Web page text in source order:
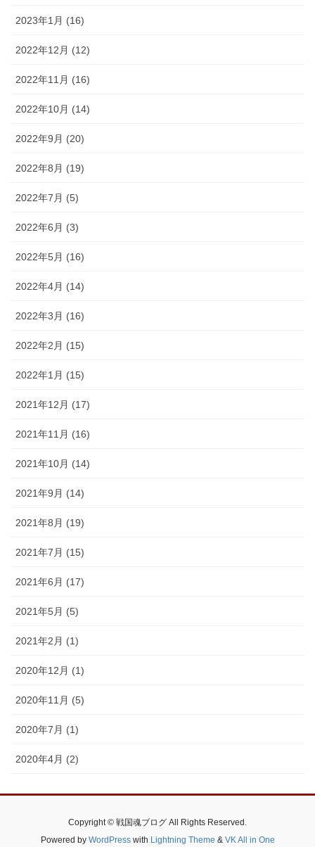
2023年1月 (16)
2022年12月 (12)
2022年11月 (16)
2022年10月 (14)
2022年9月 (20)
2022年8月 (19)
2022年7月 (5)
2022年6月 (3)
2022年5月 (16)
2022年4月 (14)
2022年3月 (16)
2022年2月 (15)
2022年1月 (15)
2021年12月 (17)
2021年11月 (16)
2021年10月 (14)
2021年9月 (14)
2021年8月 (19)
2021年7月 (15)
2021年6月 (17)
2021年5月 (5)
2021年2月 (1)
2020年12月 (1)
2020年11月 (5)
2020年7月 (1)
2020年4月 (2)
Copyright © 戦国魂ブログ All Rights Reserved.
Powered by WordPresswith Lightning Theme & VK All in One